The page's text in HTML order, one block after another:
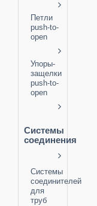
Петли
push-to-
open
Упоры-
защелки
push-to-
open
Системы
соединения
Системы
соединителей
для
труб